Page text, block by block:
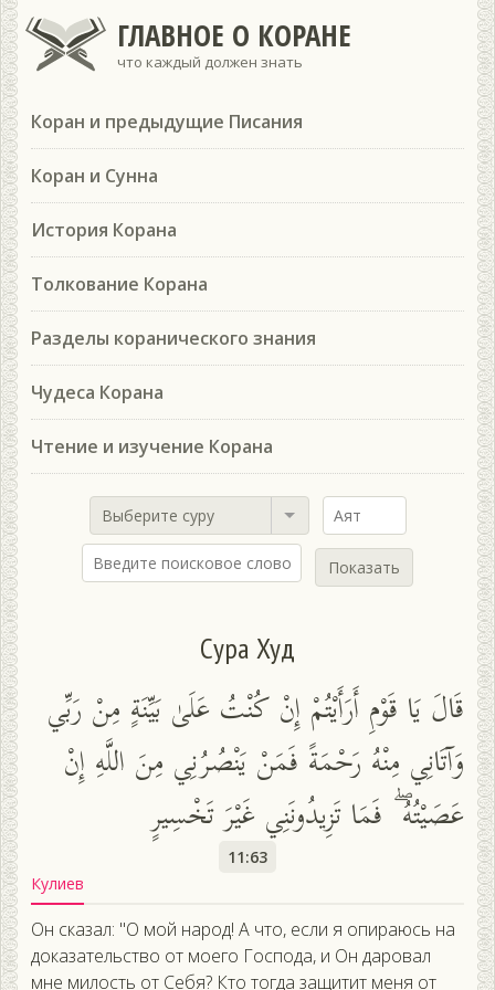
ГЛАВНОЕ О КОРАНЕ
что каждый должен знать
Коран и предыдущие Писания
Коран и Сунна
История Корана
Толкование Корана
Разделы коранического знания
Чудеса Корана
Чтение и изучение Корана
Выберите суру
Показать
Сура Худ
قَالَ يَا قَوْمِ أَرَأَيْتُمْ إِنْ كُنْتُ عَلَىٰ بَيِّنَةٍ مِنْ رَبِّي
وَآتَانِي مِنْهُ رَحْمَةً فَمَنْ يَنْصُرُنِي مِنَ اللَّهِ إِنْ
عَصَيْتُهُ ۖ فَمَا تَزِيدُونَنِي غَيْرَ تَخْسِيرٍ
11:63
Кулиев
Он сказал: "О мой народ! А что, если я опираюсь на
доказательство от моего Господа, и Он даровал
мне милость от Себя? Кто тогда защитит меня от